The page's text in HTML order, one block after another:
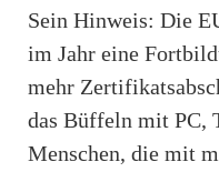
Sein Hinweis: Die
im Jahr eine
mehr
das Büffeln mit PC,
Menschen, die mit